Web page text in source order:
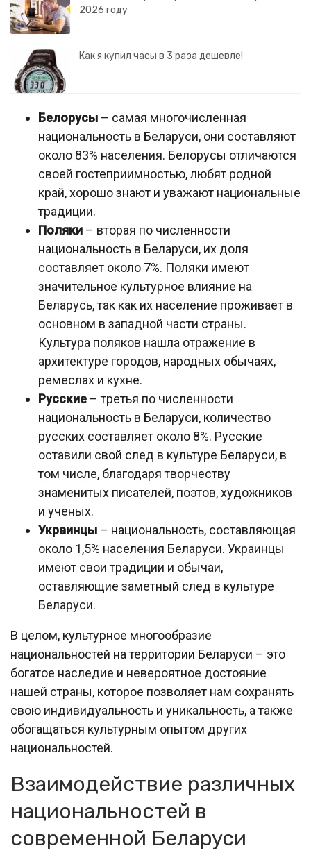
2026 году
Как я купил часы в 3 раза дешевле!
Белорусы – самая многочисленная
национальность в Беларуси, они составляют
около 83% населения. Белорусы отличаются
своей гостеприимностью, любят родной
край, хорошо знают и уважают национальные
традиции.
Поляки – вторая по численности
национальность в Беларуси, их доля
составляет около 7%. Поляки имеют
значительное культурное влияние на
Беларусь, так как их население проживает в
основном в западной части страны.
Культура поляков нашла отражение в
архитектуре городов, народных обычаях,
ремеслах и кухне.
Русские – третья по численности
национальность в Беларуси, количество
русских составляет около 8%. Русские
оставили свой след в культуре Беларуси, в
том числе, благодаря творчеству
знаменитых писателей, поэтов, художников
и ученых.
Украинцы – национальность, составляющая
около 1,5% населения Беларуси. Украинцы
имеют свои традиции и обычаи,
оставляющие заметный след в культуре
Беларуси.
В целом, культурное многообразие
национальностей на территории Беларуси – это
богатое наследие и невероятное достояние
нашей страны, которое позволяет нам сохранять
свою индивидуальность и уникальность, а также
обогащаться культурным опытом других
национальностей.
Взаимодействие различных
национальностей в
современной Беларуси